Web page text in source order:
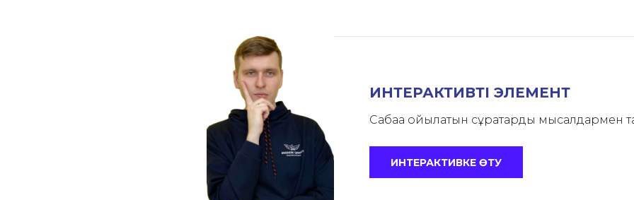
ИНТЕРАКТИВТІ ЭЛЕМЕНТ
Сабаққа қойылатын сұрақтарды мысалдармен
ИНТЕРАКТИВКЕ ӨТУ